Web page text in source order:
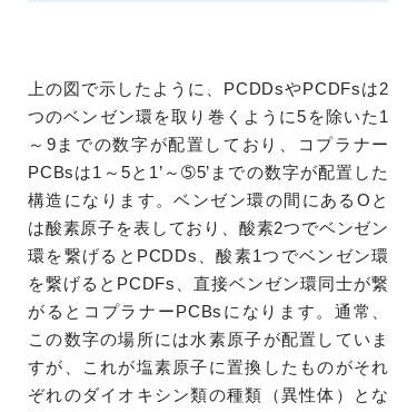
上の図で示したように、PCDDsやPCDFsは2
つのベンゼン環を取り巻くように5を除いた1
～9までの数字が配置しており、コプラナー
PCBsは1～5と1’～➄5’までの数字が配置した
構造になります。ベンゼン環の間にあるOと
は酸素原子を表しており、酸素2つでベンゼン
環を繋げるとPCDDs、酸素1つでベンゼン環
を繋げるとPCDFs、直接ベンゼン環同士が繋
がるとコプラナーPCBsになります。通常、
この数字の場所には水素原子が配置していま
すが、これが塩素原子に置換したものがそれ
ぞれのダイオキシン類の種類（異性体）とな